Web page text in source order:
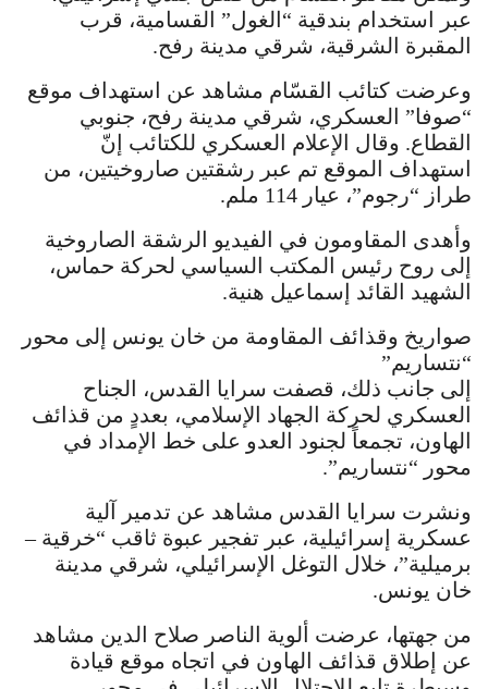
عبر استخدام بندقية “الغول” القسامية، قرب
المقبرة الشرقية، شرقي مدينة رفح.
وعرضت كتائب القسّام مشاهد عن استهداف موقع
“صوفا” العسكري، شرقي مدينة رفح، جنوبي
القطاع. وقال الإعلام العسكري للكتائب إنّ
استهداف الموقع تم عبر رشقتين صاروخيتين، من
طراز “رجوم”، عيار 114 ملم.
وأهدى المقاومون في الفيديو الرشقة الصاروخية
إلى روح رئيس المكتب السياسي لحركة حماس،
الشهيد القائد إسماعيل هنية.
صواريخ وقذائف المقاومة من خان يونس إلى محور
“نتساريم”
إلى جانب ذلك، قصفت سرايا القدس، الجناح
العسكري لحركة الجهاد الإسلامي، بعددٍ من قذائف
الهاون، تجمعاً لجنود العدو على خط الإمداد في
محور “نتساريم”.
ونشرت سرايا القدس مشاهد عن تدمير آلية
عسكرية إسرائيلية، عبر تفجير عبوة ثاقب “خرقية –
برميلية”، خلال التوغل الإسرائيلي، شرقي مدينة
خان يونس.
من جهتها، عرضت ألوية الناصر صلاح الدين مشاهد
عن إطلاق قذائف الهاون في اتجاه موقع قيادة